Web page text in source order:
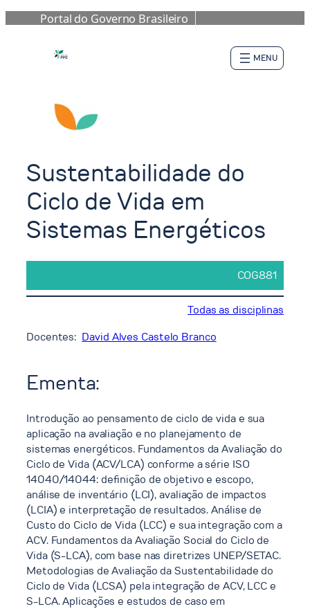
Portal do Governo Brasileiro
Sustentabilidade do
Ciclo de Vida em
Sistemas Energéticos
COG881
Todas as disciplinas
Docentes: David Alves Castelo Branco
Ementa:
Introdução ao pensamento de ciclo de vida e sua
aplicação na avaliação e no planejamento de
sistemas energéticos. Fundamentos da Avaliação do
Ciclo de Vida (ACV/LCA) conforme a série ISO
14040/14044: definição de objetivo e escopo,
análise de inventário (LCI), avaliação de impactos
(LCIA) e interpretação de resultados. Análise de
Custo do Ciclo de Vida (LCC) e sua integração com a
ACV. Fundamentos da Avaliação Social do Ciclo de
Vida (S-LCA), com base nas diretrizes UNEP/SETAC.
Metodologias de Avaliação da Sustentabilidade do
Ciclo de Vida (LCSA) pela integração de ACV, LCC e
S-LCA. Aplicações e estudos de caso em